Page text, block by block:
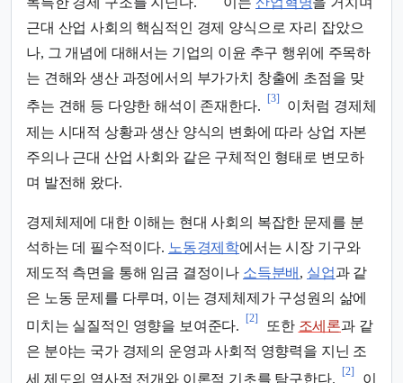
근대 산업 사회의 핵심적인 경제 양식으로 자리 잡았으
나, 그 개념에 대해서는 기업의 이윤 추구 행위에 주목하
는 견해와 생산 과정에서의 부가가치 창출에 초점을 맞
추는 견해 등 다양한 해석이 존재한다.
[3]
이처럼 경제체
제는 시대적 상황과 생산 양식의 변화에 따라 상업 자본
주의나 근대 산업 사회와 같은 구체적인 형태로 변모하
며 발전해 왔다.
경제체제에 대한 이해는 현대 사회의 복잡한 문제를 분
석하는 데 필수적이다. 노동경제학에서는 시장 기구와
제도적 측면을 통해 임금 결정이나 소득분배 , 실업과 같
은 노동 문제를 다루며, 이는 경제체제가 구성원의 삶에
미치는 실질적인 영향을 보여준다.
[2]
또한 조세론과 같
은 분야는 국가 경제의 운영과 사회적 영향력을 지닌 조
세 제도의 역사적 전개와 이론적 기초를 탐구한다.
[2]
이